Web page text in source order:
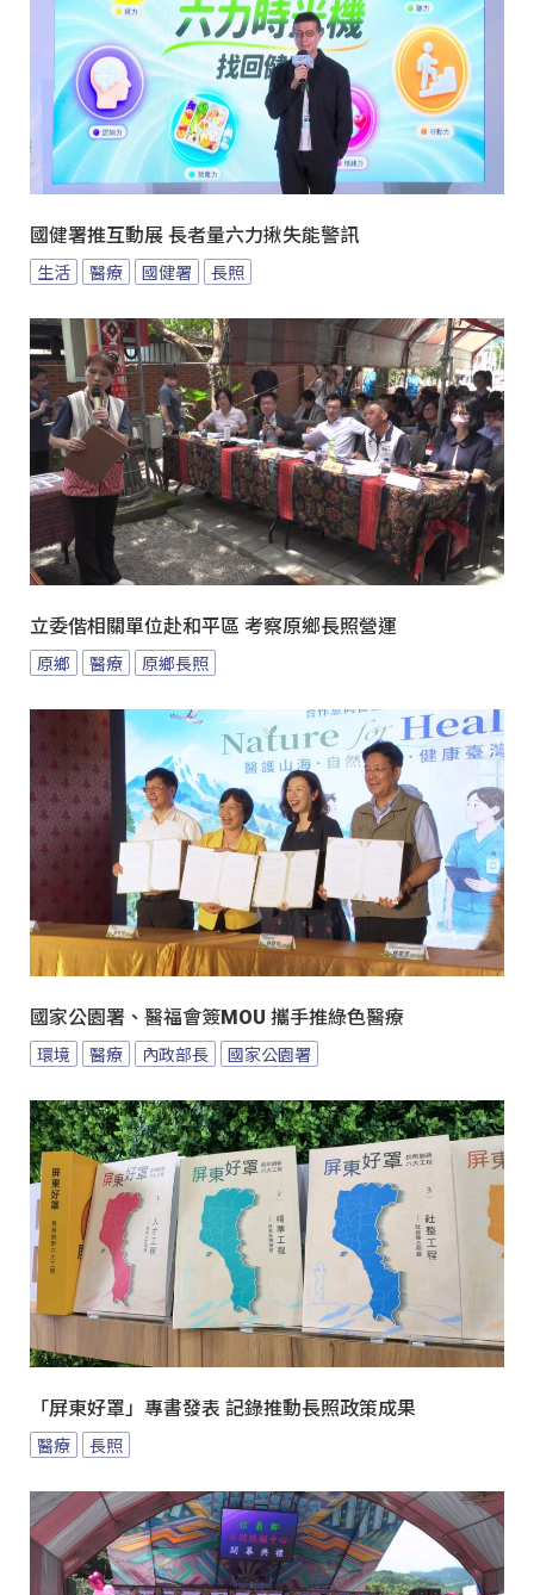
國健署推互動展 長者量六力揪失能警訊
生活 醫療 國健署 長照
立委偕相關單位赴和平區 考察原鄉長照營運
原鄉 醫療 原鄉長照
國家公園署、醫福會簽MOU 攜手推綠色醫療
環境 醫療 內政部長 國家公園署
「屏東好罩」專書發表 記錄推動長照政策成果
醫療 長照